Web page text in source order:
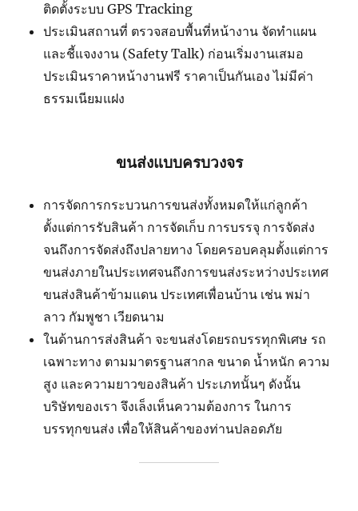
ติดตั้งระบบ GPS Tracking
ประเมินสถานที่ ตรวจสอบพื้นที่หน้างาน จัดทำแผน
และชี้แจงงาน (Safety Talk) ก่อนเริ่มงานเสมอ
ประเมินราคาหน้างานฟรี ราคาเป็นกันเอง ไม่มีค่า
ธรรมเนียมแฝง
ขนส่งแบบครบวงจร
การจัดการกระบวนการขนส่งทั้งหมดให้แก่ลูกค้า
ตั้งแต่การรับสินค้า การจัดเก็บ การบรรจุ การจัดส่ง
จนถึงการจัดส่งถึงปลายทาง โดยครอบคลุมตั้งแต่การ
ขนส่งภายในประเทศจนถึงการขนส่งระหว่างประเทศ
ขนส่งสินค้าข้ามแดน ประเทศเพื่อนบ้าน เช่น พม่า
ลาว กัมพูชา เวียดนาม
ในด้านการส่งสินค้า จะขนส่งโดยรถบรรทุกพิเศษ รถ
เฉพาะทาง ตามมาตรฐานสากล ขนาด น้ำหนัก ความ
สูง และความยาวของสินค้า ประเภทนั้นๆ ดังนั้น
บริษัทของเรา จึงเล็งเห็นความต้องการ ในการ
บรรทุกขนส่ง เพื่อให้สินค้าของท่านปลอดภัย